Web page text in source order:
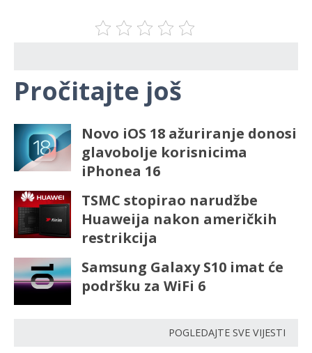
Pročitajte još
Novo iOS 18 ažuriranje donosi
glavobolje korisnicima
iPhonea 16
TSMC stopirao narudžbe
Huaweija nakon američkih
restrikcija
Samsung Galaxy S10 imat će
podršku za WiFi 6
POGLEDAJTE SVE VIJESTI